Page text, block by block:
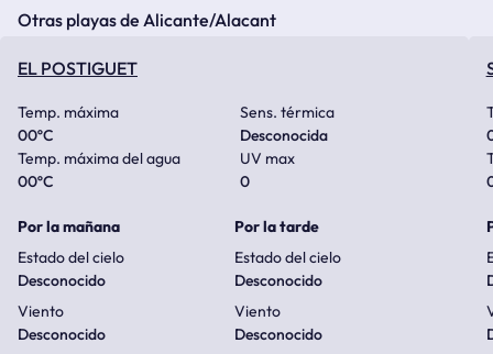
Otras playas de Alicante/Alacant
EL POSTIGUET
Temp. máxima
00ºC
Sens. térmica
Desconocida
Temp. máxima del agua
00ºC
UV max
0
Por la mañana
Estado del cielo
Desconocido
Viento
Desconocido
Por la tarde
Estado del cielo
Desconocido
Viento
Desconocido